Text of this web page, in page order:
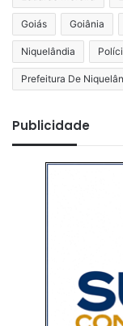
Goiás Goiânia
Niquelândia
Prefeitura De
Publicidade